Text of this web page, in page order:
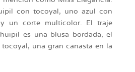
con tocoyal, uno azul con
y un corte multicolor. El traje
es una blusa bordada, el
una gran canasta en la